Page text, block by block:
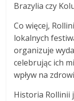
Brazylia czy
Co więcej,
lokalnych
organizuje
celebrując ich
wpływ na
Historia Rollinii